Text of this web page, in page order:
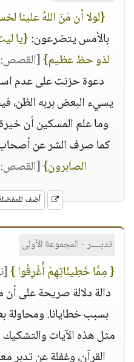
{لولا أن مَنّ اللهُ علينا
بالأمس يتضرعون:{يا
لذو حظ عظيم}[القصص:79]
دعوة حزنت على عدم
يسيء البعض بربه الظن،
وما علم المسكين أن
كما صرف الشر عن أصحاب
الصابرون}[القصص:80]
أضف
تدبــــر - المجموعة الأولى
{ مِمَّا خَطِيئَاتِهِمْ أُغْرِقُوا }
دالة دلالة صريحة على
بسبب خطايانا. ومحاولة
مثل هذه الآيات
القرآن، وغفلة عن تدبر